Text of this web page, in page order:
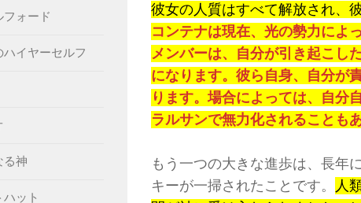
彼女の人質はすべて解放され、
コンテナは現在、光の勢力によ
メンバーは、自分が引き起こし
になります。彼ら自身、自分が
ります。場合によっては、自分
ラルサンで無力化されることもあ
もう一つの大きな進歩は、長年
キーが一掃されたことです。
人
ォード
イヤーセルフ
る神
ット